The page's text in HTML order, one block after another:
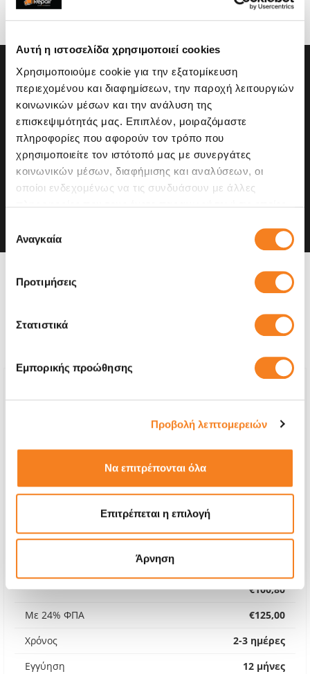
Αυτή η ιστοσελίδα χρησιμοποιεί cookies
Χρησιμοποιούμε cookie για την εξατομίκευση
περιεχομένου και διαφημίσεων, την παροχή λειτουργιών
κοινωνικών μέσων και την ανάλυση της
επισκεψιμότητάς μας. Επιπλέον, μοιραζόμαστε
πληροφορίες που αφορούν τον τρόπο που
χρησιμοποιείτε τον ιστότοπό μας με συνεργάτες
κοινωνικών μέσων, διαφήμισης και αναλύσεων, οι
οποίοι ενδεχομένως να τις συνδυάσουν με άλλες
των υπηρεσιών τους.
συγκατάθεσης
Αναγκαία
Προτιμήσεις
Στατιστικά
Εμπορικής προώθησης
Προβολή λεπτομερειών
Να επιτρέπονται όλα
Επιτρέπεται η επιλογή
Άρνηση
Η συσκευή σου μπορεί να
χρειάζεται και κάποια από
τις παρακάτω επισκευές:
Οθόνη
€100,80
Με 24% ΦΠΑ
€125,00
Χρόνος
2-3 ημέρες
Εγγύηση
12 μήνες